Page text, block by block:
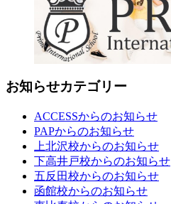
お知らせカテゴリー
ACCESSからのお知らせ
PAPからのお知らせ
上北沢校からのお知らせ
下高井戸校からのお知らせ
五反田校からのお知らせ
函館校からのお知らせ